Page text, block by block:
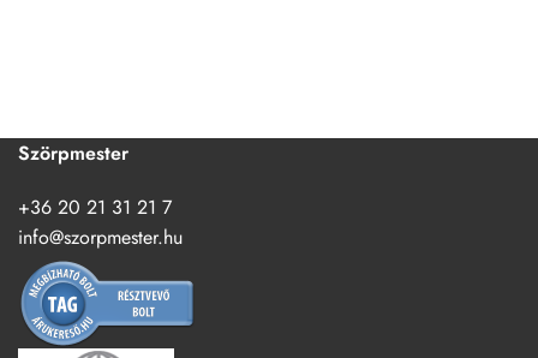
Szörpmester
+36 20 21 31 21 7
info@szorpmester.hu